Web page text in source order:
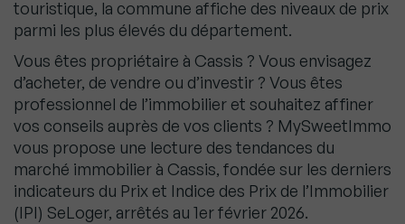
touristique, la commune affiche des niveaux de prix
parmi les plus élevés du département.
Vous êtes propriétaire à Cassis ? Vous envisagez
d’acheter, de vendre ou d’investir ? Vous êtes
professionnel de l’immobilier et souhaitez affiner
vos conseils auprès de vos clients ? MySweetImmo
vous propose une lecture des tendances du
marché immobilier à Cassis, fondée sur les derniers
indicateurs du Prix et Indice des Prix de l’Immobilier
(IPI) SeLoger, arrêtés au 1er février 2026.